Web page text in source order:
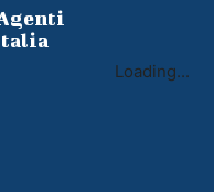
Loading...